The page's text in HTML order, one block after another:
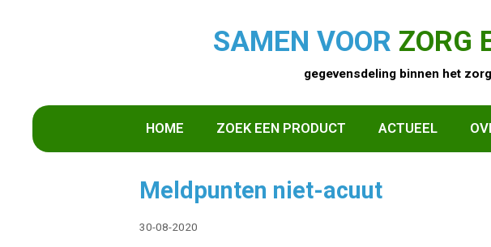
SAMEN VOOR ZORG
gegevensdeling binnen het
HOME ZOEK EEN PRODUCT ACTUEEL
Meldpunten niet-acuut
30-08-2020